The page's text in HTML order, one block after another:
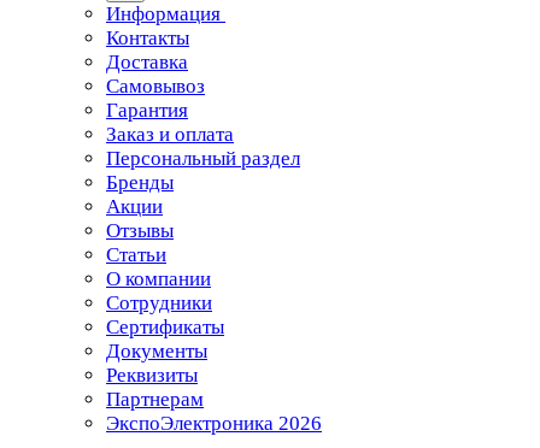
Информация
Контакты
Доставка
Самовывоз
Гарантия
Заказ и оплата
Персональный раздел
Бренды
Акции
Отзывы
Статьи
О компании
Сотрудники
Сертификаты
Документы
Реквизиты
Партнерам
ЭкспоЭлектроника 2026